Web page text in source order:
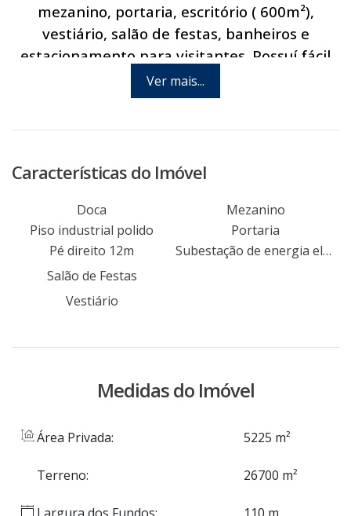
mezanino, portaria, escritório ( 600m²),
vestiário, salão de festas, banheiros e
estacionamento para visitantes. Possuí fácil
acesso às principais rodovias do município, às
cidades da região metropolitana e Porto
linha telefônica e linha de ônibus. Agende
Ver mais...
Características do Imóvel
Doca
Mezanino
Piso industrial polido
Portaria
Pé direito 12m
Subestação de energia elétrica
Salão de Festas
Vestiário
Medidas do Imóvel
Área Privada: 5225 m²
Terreno: 26700 m²